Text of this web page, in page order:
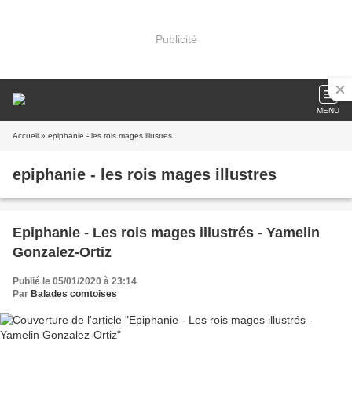
Publicité
MENU
Accueil » epiphanie - les rois mages illustres
epiphanie - les rois mages illustres
Epiphanie - Les rois mages illustrés - Yamelin
Gonzalez-Ortiz
Publié le 05/01/2020 à 23:14
Par Balades comtoises